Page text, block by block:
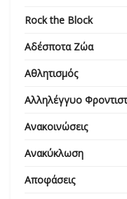
Rock the Block
Αδέσποτα Ζώα
Αθλητισμός
Αλληλέγγυο
Ανακοινώσεις
Ανακύκλωση
Αποφάσεις